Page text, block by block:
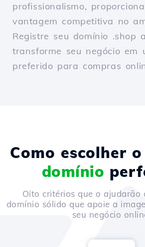
profissionalismo,
vantagem competitiva no
Registre seu domínio .shop
transforme seu negócio em
preferido para compras
Como escolher o
domínio
Oito critérios que o ajudarão
domínio sólido que apoie a
seu negócio